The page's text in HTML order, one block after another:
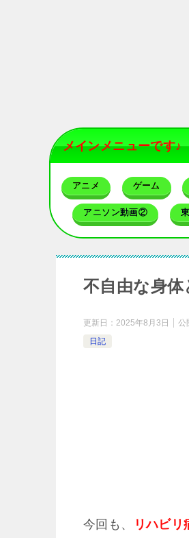
メインメニューです♪
アニメ ゲーム
アニソン動画②
不自由な身
更新日： 2025年8月3日 公
日記
今回も、 リハビリ